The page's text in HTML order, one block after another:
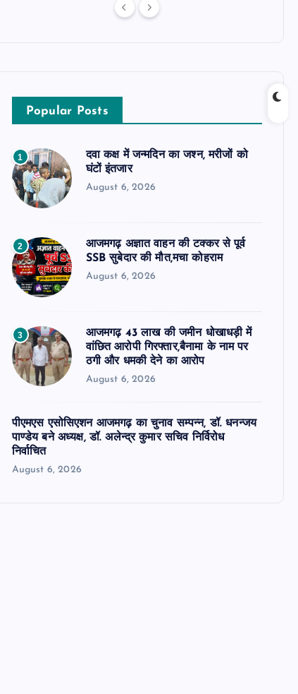
Popular Posts
1
दवा कक्ष में जन्मदिन का जश्न, मरीजों को
घंटों इंतजार
August 6, 2026
2
आजमगढ़ अज्ञात वाहन की टक्कर से पूर्व
SSB सुबेदार की मौत,मचा कोहराम
August 6, 2026
3
आजमगढ़ 43 लाख की जमीन धोखाधड़ी में
वांछित आरोपी गिरफ्तार,बैनामा के नाम पर
ठगी और धमकी देने का आरोप
August 6, 2026
पीएमएस एसोसिएशन आजमगढ़ का चुनाव सम्पन्न, डॉ. धनन्जय
पाण्डेय बने अध्यक्ष, डॉ. अलेन्द्र कुमार सचिव निर्विरोध
निर्वाचित
August 6, 2026